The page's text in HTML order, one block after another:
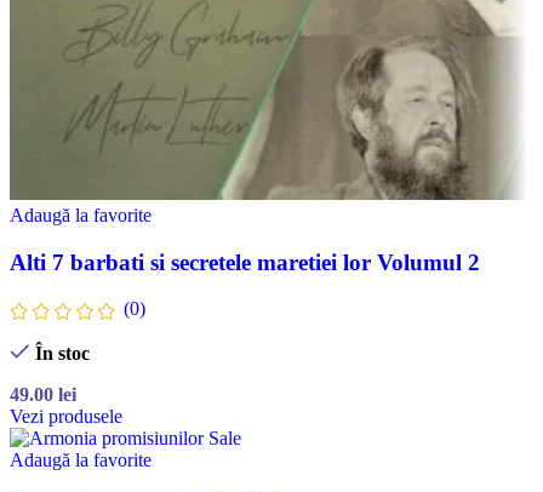
Adaugă la favorite
Alti 7 barbati si secretele maretiei lor Volumul 2
(0)
În stoc
49.00 lei
Vezi produsele
Adaugă la favorite